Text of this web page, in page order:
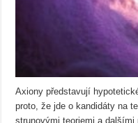
Axiony představují
proto, že jde o kandidáty na
strunovými teoriemi a